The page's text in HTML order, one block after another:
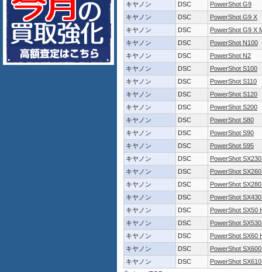
キヤノン
DSC
PowerShot G9
キヤノン
DSC
PowerShot G9 X
キヤノン
DSC
PowerShot G9 X
キヤノン
DSC
PowerShot N100
キヤノン
DSC
PowerShot N2
キヤノン
DSC
PowerShot S100
キヤノン
DSC
PowerShot S110
キヤノン
DSC
PowerShot S120
キヤノン
DSC
PowerShot S200
キヤノン
DSC
PowerShot S80
キヤノン
DSC
PowerShot S90
キヤノン
DSC
PowerShot S95
キヤノン
DSC
PowerShot
キヤノン
DSC
PowerShot
キヤノン
DSC
PowerShot
キヤノン
DSC
PowerShot
キヤノン
DSC
PowerShot SX50
キヤノン
DSC
PowerShot
キヤノン
DSC
PowerShot SX60
キヤノン
DSC
PowerShot
キヤノン
DSC
PowerShot